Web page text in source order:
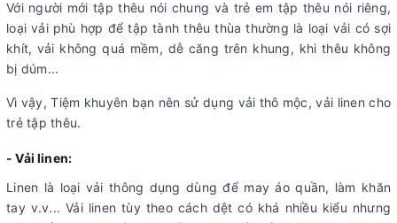
Với người mới tập thêu nói chung và trẻ em tập thêu nói riêng,
loại vải phù hợp để tập tành thêu thùa thường là loại vải có sợi
khít, vải không quá mềm, dễ căng trên khung, khi thêu không
bị dúm...
Vì vậy, Tiệm khuyên bạn nên sử dụng vải thô mộc, vải linen cho
trẻ tập thêu.
- Vải linen:
Linen là loại vải thông dụng dùng để may áo quần, làm khăn
tay v.v... Vải linen tùy theo cách dệt có khá nhiều kiểu nhưng